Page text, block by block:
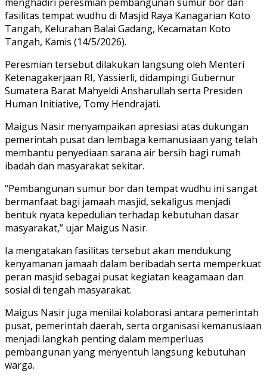
fasilitas tempat wudhu di Masjid Raya Kanagarian Koto
Tangah, Kelurahan Balai Gadang, Kecamatan Koto
Tangah, Kamis (14/5/2026).
Peresmian tersebut dilakukan langsung oleh Menteri
Ketenagakerjaan RI, Yassierli, didampingi Gubernur
Sumatera Barat Mahyeldi Ansharullah serta Presiden
Human Initiative, Tomy Hendrajati.
Maigus Nasir menyampaikan apresiasi atas dukungan
pemerintah pusat dan lembaga kemanusiaan yang telah
membantu penyediaan sarana air bersih bagi rumah
ibadah dan masyarakat sekitar.
“Pembangunan sumur bor dan tempat wudhu ini sangat
bermanfaat bagi jamaah masjid, sekaligus menjadi
bentuk nyata kepedulian terhadap kebutuhan dasar
masyarakat,” ujar Maigus Nasir.
Ia mengatakan fasilitas tersebut akan mendukung
kenyamanan jamaah dalam beribadah serta memperkuat
peran masjid sebagai pusat kegiatan keagamaan dan
sosial di tengah masyarakat.
Maigus Nasir juga menilai kolaborasi antara pemerintah
pusat, pemerintah daerah, serta organisasi kemanusiaan
menjadi langkah penting dalam memperluas
pembangunan yang menyentuh langsung kebutuhan
warga.